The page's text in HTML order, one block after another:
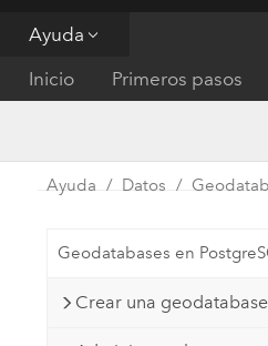
Plataforma
Sistema
Ayuda
Inicio
Primeros pasos
Ayuda Datos
Geodatabases en
Crear una geodatabase